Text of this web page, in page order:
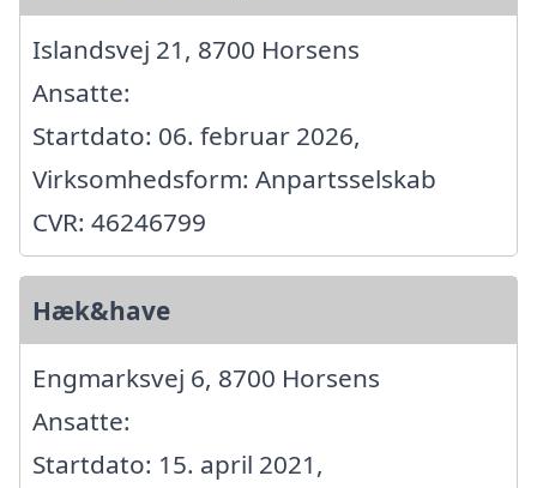
Islandsvej 21, 8700 Horsens
Ansatte:
Startdato: 06. februar 2026,
Virksomhedsform: Anpartsselskab
CVR: 46246799
Hæk&have
Engmarksvej 6, 8700 Horsens
Ansatte:
Startdato: 15. april 2021,